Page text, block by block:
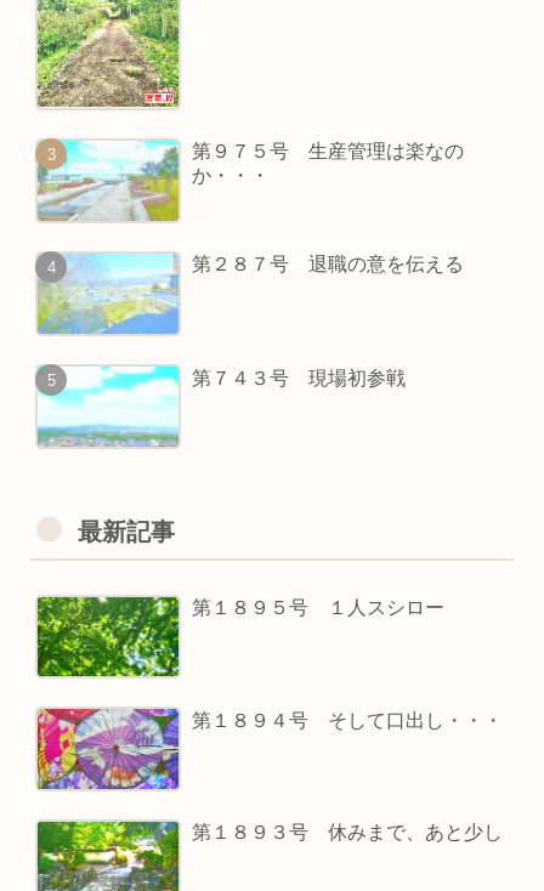
第９７５号 生産管理は楽なの
か・・・
第２８７号 退職の意を伝える
第７４３号 現場初参戦
最新記事
第１８９５号 １人スシロー
第１８９４号 そして口出し・・・
第１８９３号 休みまで、あと少し